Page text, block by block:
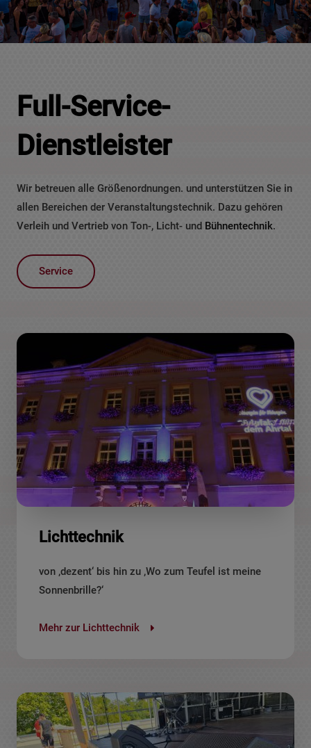
Full-Service-
Dienstleister
Wir betreuen alle Größenordnungen. und unterstützen Sie in
allen Bereichen der Veranstaltungstechnik. Dazu gehören
Verleih und Vertrieb von Ton-, Licht- und Bühnentechnik.
Service
Lichttechnik
von ‚dezent‘ bis hin zu ‚Wo zum Teufel ist meine
Sonnenbrille?‘
Mehr zur Lichttechnik